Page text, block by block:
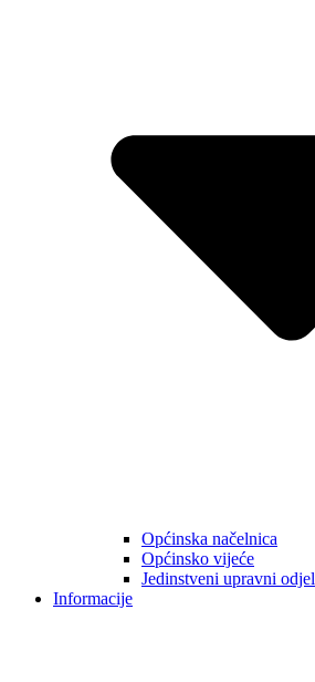
Općinska načelnica
Općinsko vijeće
Jedinstveni upravni odjel
Informacije